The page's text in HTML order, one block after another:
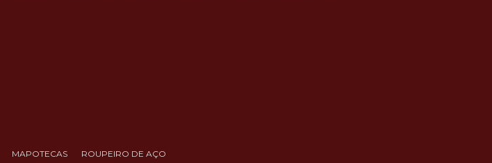
MAPOTECAS ROUPEIRO DE AÇO